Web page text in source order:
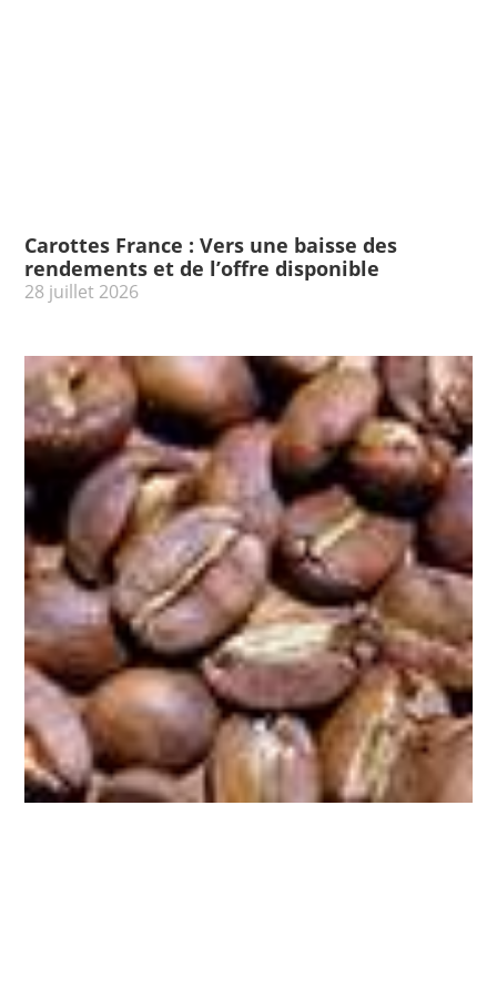
Carottes France : Vers une baisse des
rendements et de l’offre disponible
28 juillet 2026